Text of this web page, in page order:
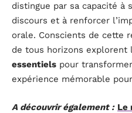
distingue par sa capacité
discours et à renforcer
orale. Conscients de cette
de tous horizons explorent
essentiels pour
expérience mémorable
A découvrir également : Le